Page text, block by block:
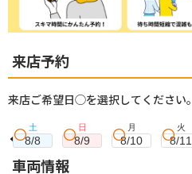
来店予約
来店ご希望日◯を選択してください。
土
8/8
日
8/9
月
8/10
火
8/11
車両情報